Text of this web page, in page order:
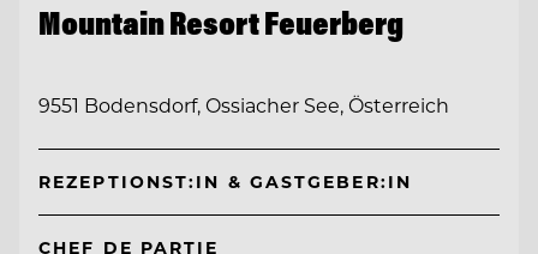
Mountain Resort Feuerberg
9551 Bodensdorf, Ossiacher See, Österreich
REZEPTIONST:IN & GASTGEBER:IN
CHEF DE PARTIE